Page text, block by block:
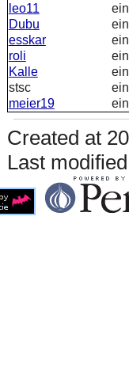
leo11
Dubu
esskar
roli
Kalle
stsc
meier19
Created at
Last